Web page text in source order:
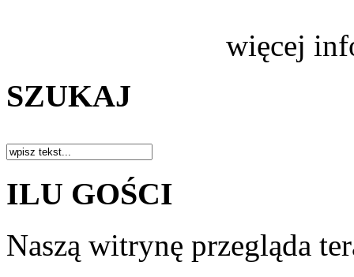
więcej
SZUKAJ
ILU GOŚCI
Naszą witrynę przegląda